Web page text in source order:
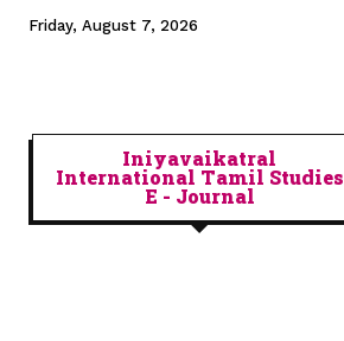
Friday, August 7, 2026
Iniyavaikatral
International Tamil Studies
E - Journal